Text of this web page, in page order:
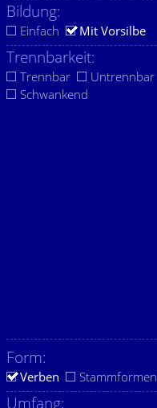
Bildung:
Einfach Mit Vorsilbe
Trennbarkeit:
Trennbar
Untrennbar
Schwankend
Form:
Verben Stammformen
Umfang: